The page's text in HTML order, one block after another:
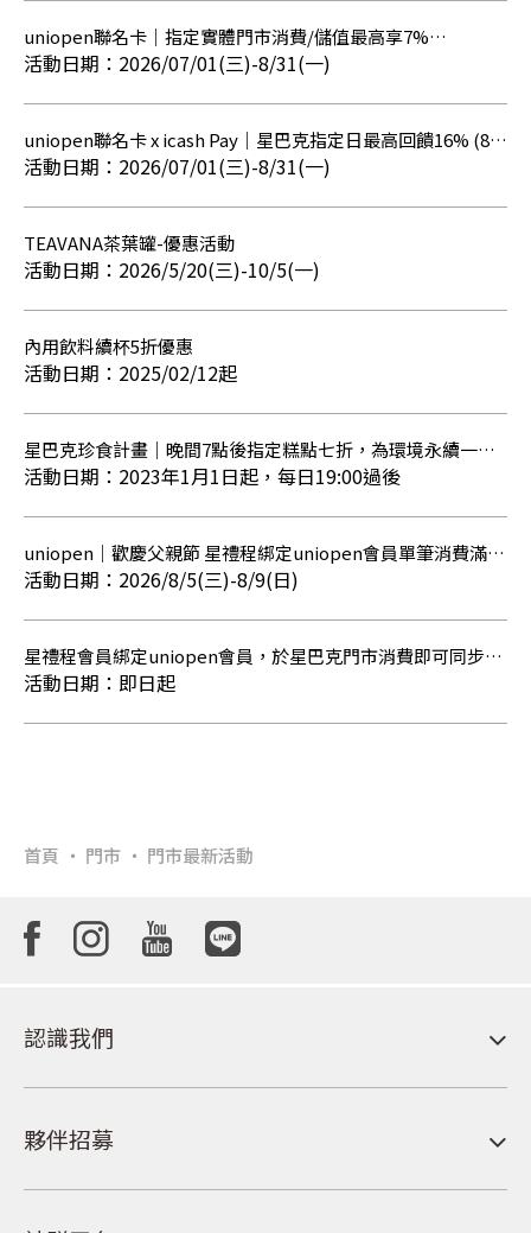
uniopen聯名卡｜指定實體門市消費/儲值最高享7%
OPENPOINT點數回饋2026/07/01(三)-8/31(一)
uniopen聯名卡 x icash Pay｜星巴克指定日最高回饋16% (8月
【筆筆回饋5%】贈點活動已額滿)
2026/07/01(三)-8/31(一)
TEAVANA茶葉罐-優惠活動
2026/5/20(三)-10/5(一)
內用飲料續杯5折優惠
2025/02/12起
星巴克珍食計畫｜晚間7點後指定糕點七折，為環境永續一起
努力
2023年1月1日起，每日19:00過後
uniopen｜歡慶父親節 星禮程綁定uniopen會員單筆消費滿
888元享OPENPOINT點數10倍回饋
2026/8/5(三)-8/9(日)
星禮程會員綁定uniopen會員，於星巴克門市消費即可同步累
積星星與OPENPOINT點數
即日起
首頁 門市 門市最新活動
認識我們
夥伴招募